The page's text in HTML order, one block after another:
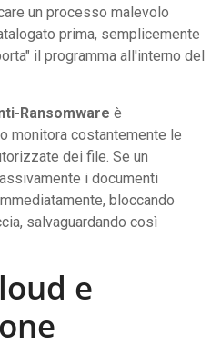
un processo malevolo
prima, semplicemente
il programma all'interno del
Ransomware è
monitora costantemente le
dei file. Se un
i documenti
bloccando
salvaguardando così
e